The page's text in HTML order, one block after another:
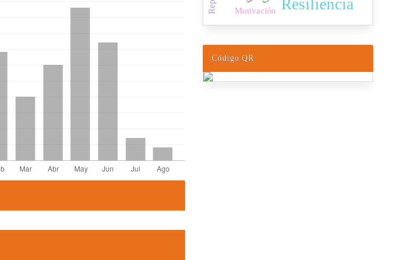
Resiliencia
Motivación
Código QR